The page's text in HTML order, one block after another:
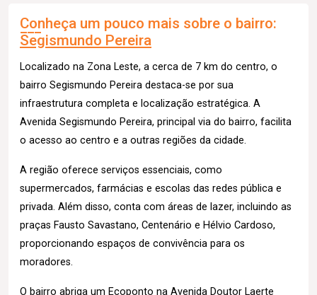
Conheça um pouco mais sobre o bairro:
Segismundo Pereira
Localizado na Zona Leste, a cerca de 7 km do centro, o
bairro Segismundo Pereira destaca-se por sua
infraestrutura completa e localização estratégica. A
Avenida Segismundo Pereira, principal via do bairro, facilita
o acesso ao centro e a outras regiões da cidade.
A região oferece serviços essenciais, como
supermercados, farmácias e escolas das redes pública e
privada. Além disso, conta com áreas de lazer, incluindo as
praças Fausto Savastano, Centenário e Hélvio Cardoso,
proporcionando espaços de convivência para os
moradores.
O bairro abriga um Ecoponto na Avenida Doutor Laerte